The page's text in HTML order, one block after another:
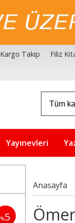
Kargo Takip Filiz
Yayınevleri
%5
Anasayfa